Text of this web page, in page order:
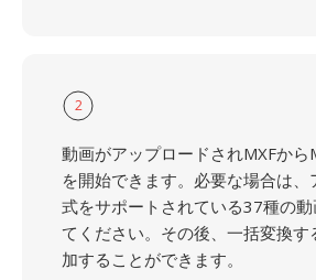
2
動画がアップロードされMXFから
を開始できます。必要な場合は、
式をサポートされている37種の
てください。その後、一括変換す
加することができます。